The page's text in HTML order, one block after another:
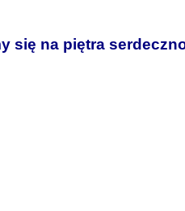
się na piętra